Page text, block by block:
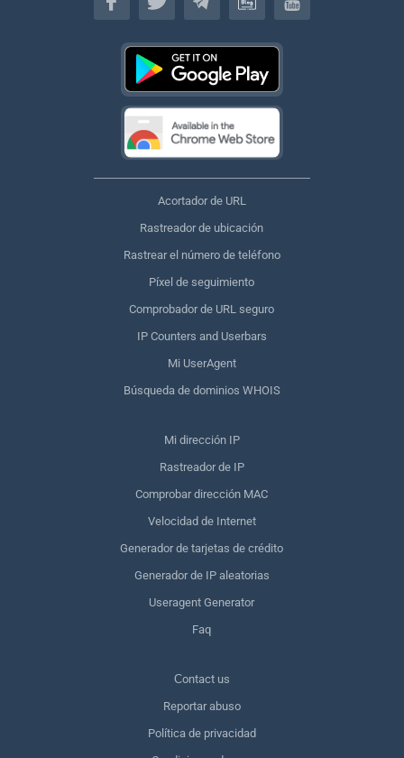
Acortador de URL
Rastreador de ubicación
Rastrear el número de teléfono
Píxel de seguimiento
Comprobador de URL seguro
IP Counters and Userbars
Mi UserAgent
Búsqueda de dominios WHOIS
Mi dirección IP
Rastreador de IP
Comprobar dirección MAC
Velocidad de Internet
Generador de tarjetas de crédito
Generador de IP aleatorias
Useragent Generator
Faq
Сontact us
Reportar abuso
Política de privacidad